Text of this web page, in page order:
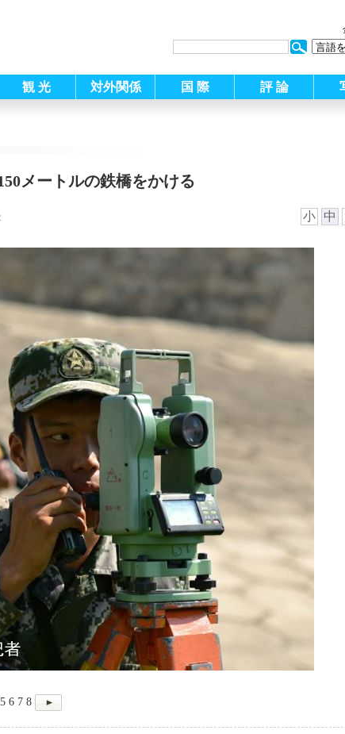
観 光 対外関係 国 際 評 論
メートルの鉄橋をかける
小 中
5 6 7 8